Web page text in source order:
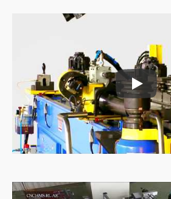
خلية عمل الانحناء التلقائي